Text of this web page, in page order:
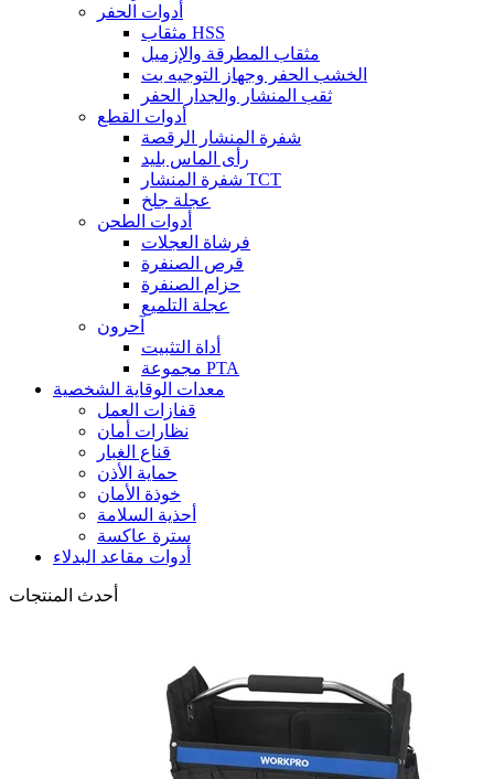
أدوات الحفر
مثقاب HSS
مثقاب المطرقة والإزميل
الخشب الحفر وجهاز التوجيه بت
ثقب المنشار والجدار الحفر
أدوات القطع
شفرة المنشار الرقصة
رأى الماس بليد
شفرة المنشار TCT
عجلة جلخ
أدوات الطحن
فرشاة العجلات
قرص الصنفرة
حزام الصنفرة
عجلة التلميع
آحرون
أداة التثبيت
مجموعة PTA
معدات الوقاية الشخصية
قفازات العمل
نظارات أمان
قناع الغبار
حماية الأذن
خوذة الأمان
أحذية السلامة
سترة عاكسة
أدوات مقاعد البدلاء
أحدث المنتجات